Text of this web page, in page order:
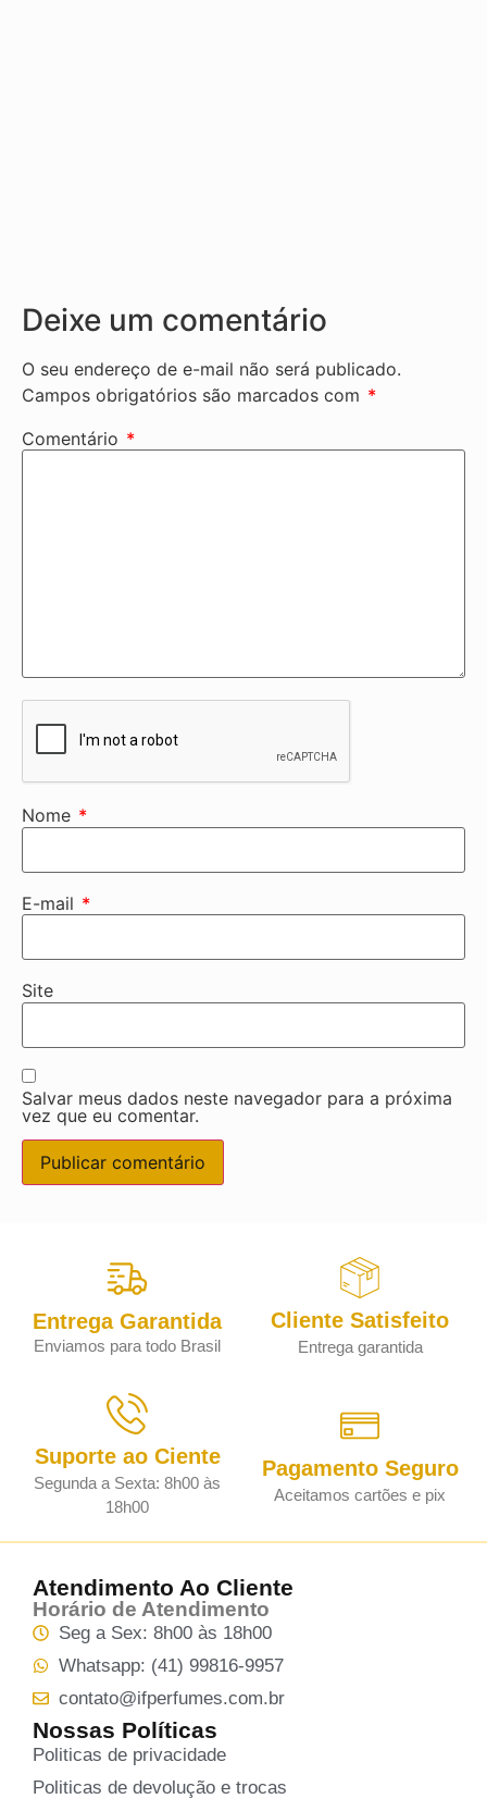
Deixe um comentário
O seu endereço de e-mail não será publicado.
Campos obrigatórios são marcados com *
Comentário *
Nome *
E-mail *
Site
Salvar meus dados neste navegador para a próxima
vez que eu comentar.
Entrega Garantida
Enviamos para todo Brasil
Cliente Satisfeito
Entrega garantida
Suporte ao Ciente
Segunda a Sexta: 8h00 às
18h00
Pagamento Seguro
Aceitamos cartões e pix
Atendimento Ao Cliente
Horário de Atendimento
Seg a Sex: 8h00 às 18h00
Whatsapp: (41) 99816-9957
contato@ifperfumes.com.br
Nossas Políticas
Politicas de privacidade
Politicas de devolução e trocas